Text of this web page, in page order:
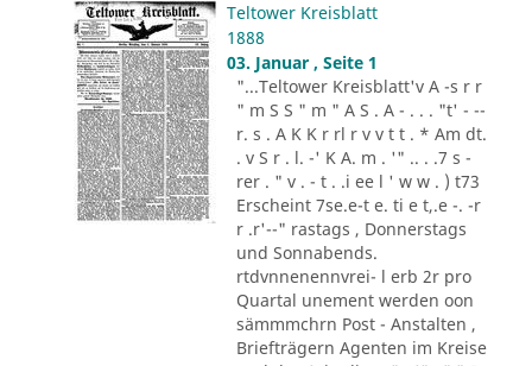
Teltower Kreisblatt
1888
03. Januar , Seite 1
"...Teltower Kreisblatt'v A -s r r
" m S S " m " A S . A - . . . "t' - --
r. s . A K K r rl r v v t t . * Am dt.
. v S r . l. -' K A. m . '" .. . .7 s -
rer . " v . - t . .i ee l ' w w . ) t73
Erscheint 7se.e-t e. ti e t,.e -. -r
r .r'--" rastags , Donnerstags
und Sonnabends.
rtdvnnenennvrei- l erb 2r pro
Quartal unement werden oon
sämmmchrn Post - Anstalten ,
Briefträgern Agenten im Kreise